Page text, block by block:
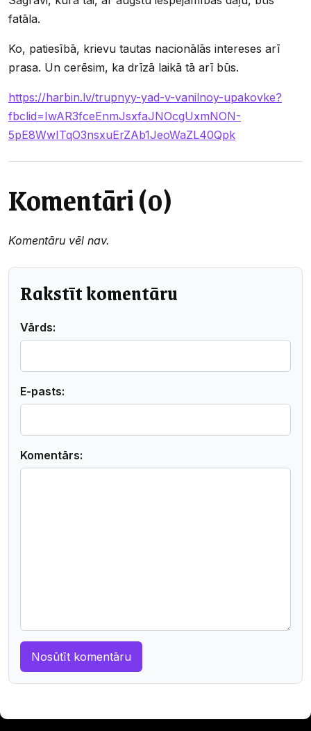
fatāla.
Ko, patiesībā, krievu tautas nacionālās intereses arī
prasa. Un cerēsim, ka drīzā laikā tā arī būs.
https://harbin.lv/trupnyy-yad-v-vanilnoy-upakovke?
fbclid=IwAR3fceEnmJsxfaJNOcgUxmNON-
5pE8WwITqO3nsxuErZAb1JeoWaZL40Qpk
Komentāri (0)
Komentāru vēl nav.
Rakstīt komentāru
Vārds:
E-pasts:
Komentārs: